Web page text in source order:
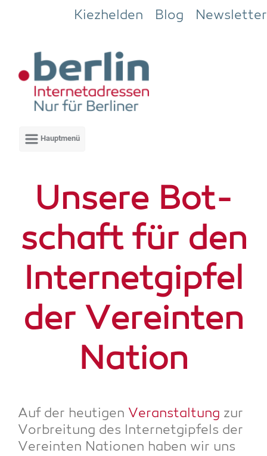
Zum Hauptinhalt springen
Kiezhelden Blog Newsletter
Unse­re Bot­
schaft für den
Inter­net­gip­fel
der Ver­ein­ten
Nation
Auf der heu­ti­gen Ver­an­stal­tung zur
Vor­brei­tung des Inter­net­gip­fels der
Ver­ein­ten Natio­nen haben wir uns